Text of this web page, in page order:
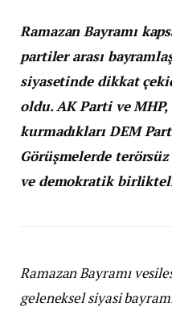
Ramazan Bayramı
partiler arası
siyasetinde dikkat
oldu. AK Parti ve
kurmadıkları DEM
Görüşmelerde
ve demokratik
Ramazan Bayramı
geleneksel siyasi